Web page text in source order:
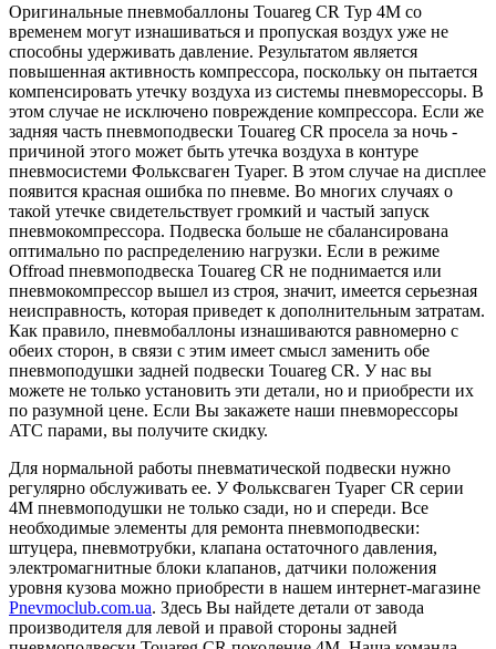
Оригинальные пневмобаллоны Touareg CR Typ 4M со
временем могут изнашиваться и пропуская воздух уже не
способны удерживать давление. Результатом является
повышенная активность компрессора, поскольку он пытается
компенсировать утечку воздуха из системы пневморессоры. В
этом случае не исключено повреждение компрессора. Если же
задняя часть пневмоподвески Touareg CR просела за ночь -
причиной этого может быть утечка воздуха в контуре
пневмосистеми Фольксваген Туарег. В этом случае на дисплее
появится красная ошибка по пневме. Во многих случаях о
такой утечке свидетельствует громкий и частый запуск
пневмокомпрессора. Подвеска больше не сбалансирована
оптимально по распределению нагрузки. Если в режиме
Offroad пневмоподвеска Touareg CR не поднимается или
пневмокомпрессор вышел из строя, значит, имеется серьезная
неисправность, которая приведет к дополнительным затратам.
Как правило, пневмобаллоны изнашиваются равномерно с
обеих сторон, в связи с этим имеет смысл заменить обе
пневмоподушки задней подвески Touareg CR. У нас вы
можете не только установить эти детали, но и приобрести их
по разумной цене. Если Вы закажете наши пневморессоры
ATC парами, вы получите скидку.
Для нормальной работы пневматической подвески нужно
регулярно обслуживать ее. У Фольксваген Туарег CR серии
4M пневмоподушки не только сзади, но и спереди. Все
необходимые элементы для ремонта пневмоподвески:
штуцера, пневмотрубки, клапана остаточного давления,
электромагнитные блоки клапанов, датчики положения
уровня кузова можно приобрести в нашем интернет-магазине
Pnevmoclub.com.ua. Здесь Вы найдете детали от завода
производителя для левой и правой стороны задней